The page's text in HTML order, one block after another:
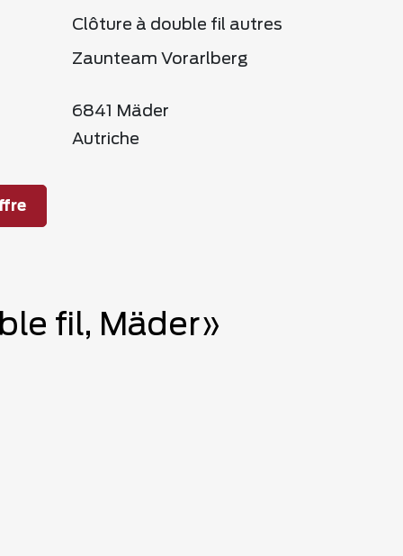
Clôture à double fil autres
Zaunteam Vorarlberg
6841 Mäder
Autriche
fil, Mäder»